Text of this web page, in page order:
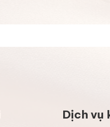
Dịch vụ